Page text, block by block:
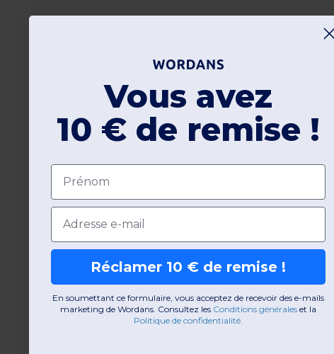
Vous avez
10 € de remise !
Prénom
Email
Réclamer 10 € de remise !
En soumettant ce formulaire, vous acceptez de recevoir des e-mails
marketing de Wordans. Consultez les Conditions générales et la
Politique de confidentialité